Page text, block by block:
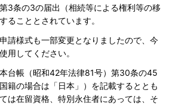
3条の3の届出（相続等による権利等の移
ることとされています。
請様式も一部変更となりましたので、今
用してください。
台帳（昭和42年法律81号）第30条の45
籍の場合は「日本」）を記載するととも
は在留資格、特別永住者にあっては、そ